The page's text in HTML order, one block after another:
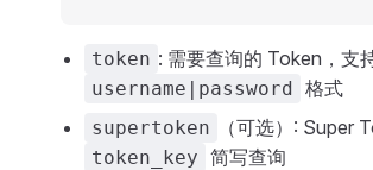
token : 需要查询的 Token，支
username|password 格式
supertoken （可选）: Super
token_key 简写查询